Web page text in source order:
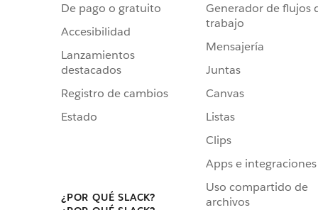
De pago o gratuito
Accesibilidad
Lanzamientos
destacados
Registro de cambios
Estado
¿POR QUÉ SLACK?
Generador de flujos
trabajo
Mensajería
Juntas
Canvas
Listas
Clips
Apps e integraciones
Uso compartido de
archivos